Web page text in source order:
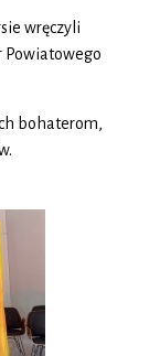
wręczyli
Powiatowego
bohaterom,